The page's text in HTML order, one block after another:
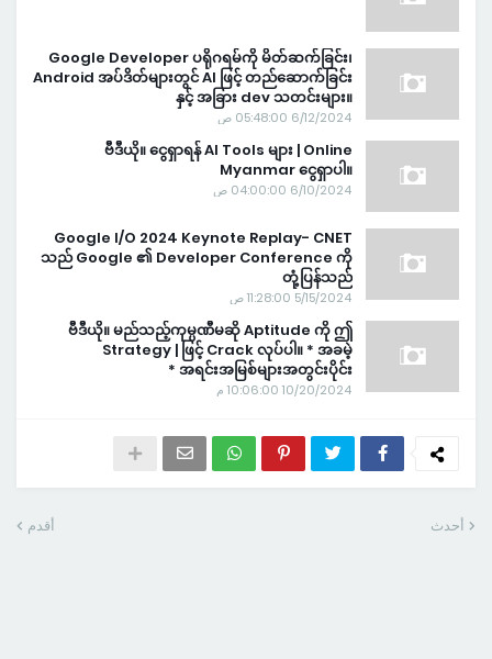
Google Developer ပရိုဂရမ်ကို မိတ်ဆက်ခြင်း၊
Android အပ်ဒိတ်များတွင် AI ဖြင့် တည်ဆောက်ခြင်း
နှင့် အခြား dev သတင်းများ။
6/12/2024 05:48:00 ص
ဗီဒီယို။ ငွေရှာရန် AI Tools များ | Online
Myanmar ငွေရှာပါ။
6/10/2024 04:00:00 ص
Google I/O 2024 Keynote Replay- CNET
သည် Google ၏ Developer Conference ကို
တုံ့ပြန်သည်
5/15/2024 11:28:00 ص
ဗီဒီယို။ မည်သည့်ကုမ္ပဏီမဆို Aptitude ကို ဤ
Strategy | ဖြင့် Crack လုပ်ပါ။ * အခမဲ့
အရင်းအမြစ်များအတွင်းပိုင်း *
10/20/2024 10:06:00 م
أحدث أقدم